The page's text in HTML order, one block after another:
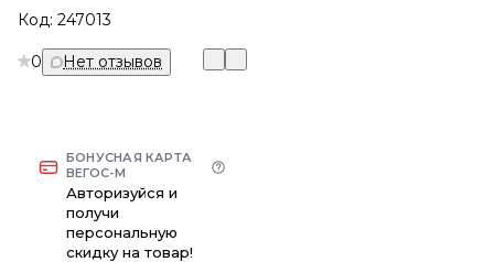
Код: 247013
0 Нет отзывов
БОНУСНАЯ КАРТА
ВЕГОС-М
Авторизуйся и
получи
персональную
скидку на товар!